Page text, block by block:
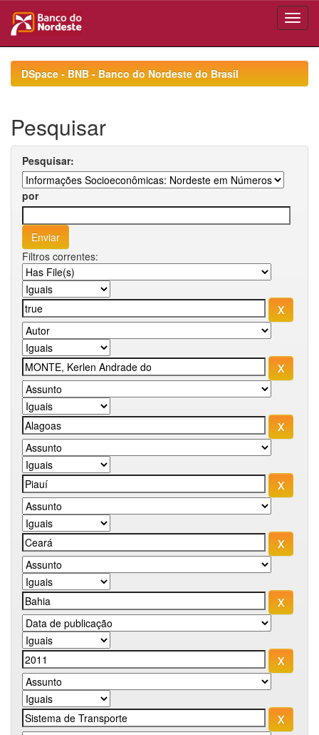
navigationDSpace - BNB - Banco do Nordeste do Brasil
Pesquisar
Pesquisar:
por
Filtros correntes: